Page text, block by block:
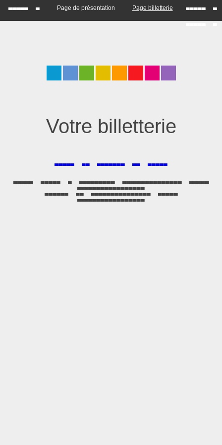
titre 1 Page de présentation Page billetterie titre 4
Votre billetterie
Vente de billets en ligne
Lorem ipsum d dzaopdkza az^gfvzenfeziun ipoa,
ddea^cmez$voezhhe
Ldazda za az^gfvzenfeziun ipoa,
ddea^cmez$voezhhe